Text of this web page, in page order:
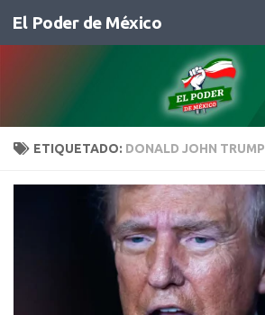
Saltar al contenido
El Poder de México
ETIQUETADO: DONALD JOHN TRUMP